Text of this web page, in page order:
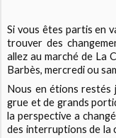
Si vous êtes partis en
trouver des
allez au marché de La
Barbès, mercredi ou
Nous en étions restés
grue et de grands
la perspective a
des interruptions de la